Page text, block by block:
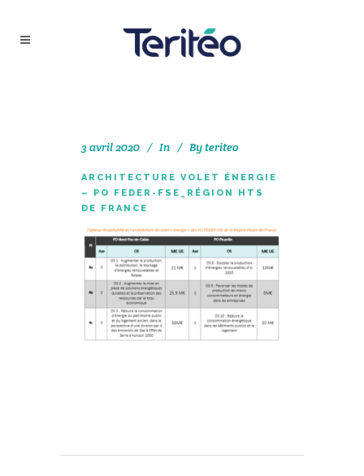
3 avril 2020 In Byteriteo
ARCHITECTURE VOLET ÉNERGIE
– PO FEDER-FSE_RÉGION HTS
DE FRANCE